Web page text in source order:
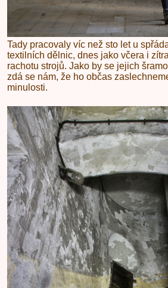
Tady pracovaly víc než sto let u
textilních dělnic, dnes jako včera i
rachotu strojů. Jako by se jejich
zdá se nám, že ho občas
minulosti.